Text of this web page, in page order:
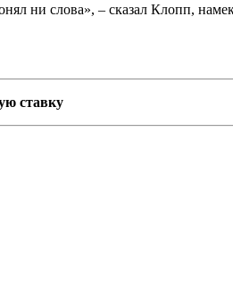
ни слова», – сказал Клопп,
ставку